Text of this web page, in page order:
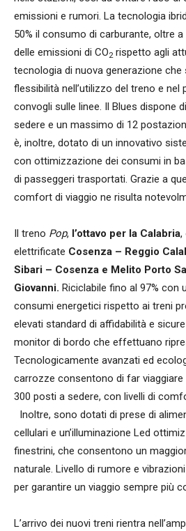
emissioni e rumori. La tecnologia
50% il consumo di carburante, oltre
delle emissioni di CO2 rispetto agli
tecnologia di nuova generazione
flessibilità nell’utilizzo del treno e nel
convogli sulle linee. Il Blues dispone
sedere e un massimo di 12
è, inoltre, dotato di un innovativo
con ottimizzazione dei consumi in
di passeggeri trasportati. Grazie a
comfort di viaggio ne risulta
Il treno Pop, l’ottavo per la Calabria,
elettrificate Cosenza – Reggio
Sibari – Cosenza e Melito Porto
Giovanni. Riciclabile fino al 97% con
consumi energetici rispetto ai treni
elevati standard di affidabilità e
monitor di bordo che effettuano
Tecnologicamente avanzati ed
carrozze consentono di far
300 posti a sedere, con livelli di
Inoltre, sono dotati di prese di
cellulari e un’illuminazione Led
finestrini, che consentono un
naturale. Livello di rumore e
per garantire un viaggio sempre più
L’arrivo dei nuovi treni rientra